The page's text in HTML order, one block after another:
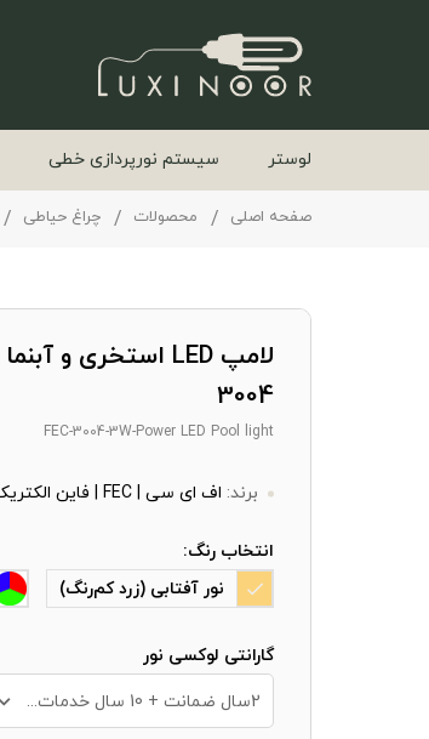
لوستر سیستم نورپردازی خطی
صفحه اصلی محصولات چراغ حیاطی
3004
FEC-3004-3W-Power LED Pool light
برند: اف ای سی | FEC | فاین الکتریک
انتخاب رنگ:
نور آفتابی (زرد کم‌رنگ)
گارانتی لوکسی نور
2سال ضمانت + 10 سال خدمات پس از فروش